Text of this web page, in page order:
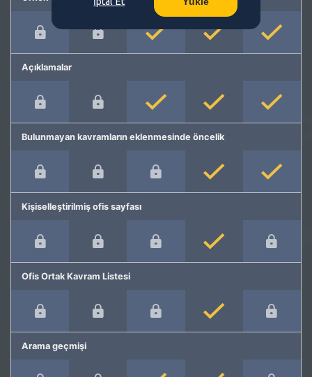
Açıklamalar
Bulunmayan kavramların eklenmesinde öncelik
Kişiselleştirilmiş ofis sayfası
Ofis Ortak Kavram Listesi
Arama geçmişi